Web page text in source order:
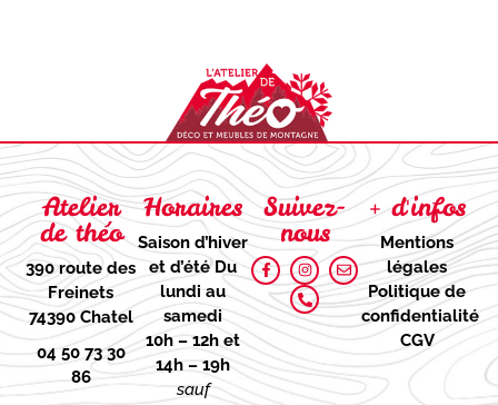
Atelier
de théo
390 route des
Freinets
74390 Chatel
04 50 73 30
86
Horaires
Saison d’hiver
et d’étéDu
lundi au
samedi
10h – 12h et
14h – 19h
sauf
Suivez-
nous
+ d'infos
Mentions
légales
Politique de
confidentialité
CGV